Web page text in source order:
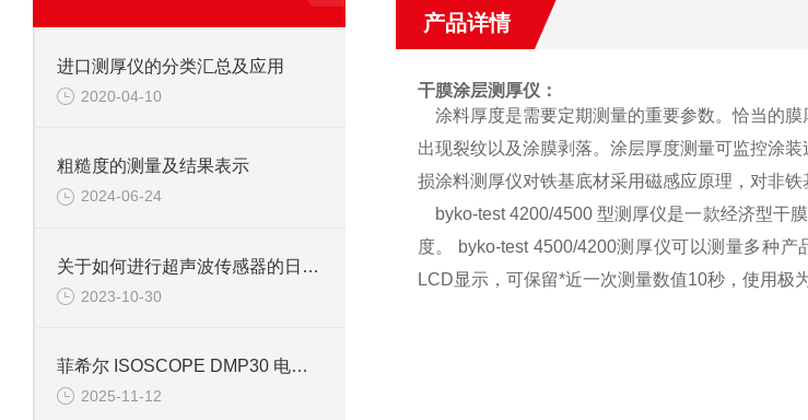
进口测厚仪的分类汇总及应用
2020-04-10
粗糙度的测量及结果表示
2024-06-24
关于如何进行超声波传感器的日常清洗的一些建议
2023-10-30
菲希尔 ISOSCOPE DMP30 电涡流镀层测厚仪信息
2025-11-12
产品详情
干膜涂层测厚仪：
涂料厚度是需要定期测量的重要参数。恰当的膜
出现裂纹以及涂膜剥落。涂层厚度测量可监控涂
损涂料测厚仪对铁基底材采用磁感应原理，对非铁
byko-test 4200/4500 型测厚仪是一款经济型干
度。 byko-test 4500/4200测厚仪可以测量多种
LCD显示，可保留*近一次测量数值10秒，使用极为